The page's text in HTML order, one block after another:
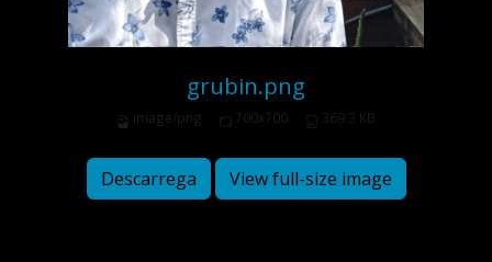
grubin.png
image/png 700x700 369.3 KB
Descarrega View full-size image